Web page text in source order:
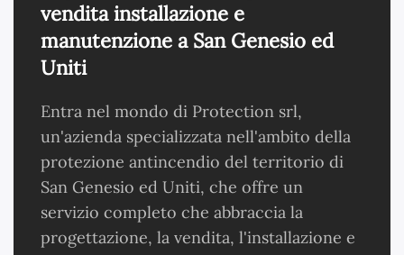
vendita installazione e
manutenzione a San Genesio ed
Uniti
Entra nel mondo di Protection srl,
un'azienda specializzata nell'ambito della
protezione antincendio del territorio di
San Genesio ed Uniti, che offre un
servizio completo che abbraccia la
progettazione, la vendita, l'installazione e